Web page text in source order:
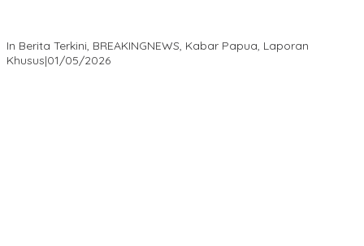
In Berita Terkini, BREAKINGNEWS, Kabar Papua, Laporan
Khusus|01/05/2026